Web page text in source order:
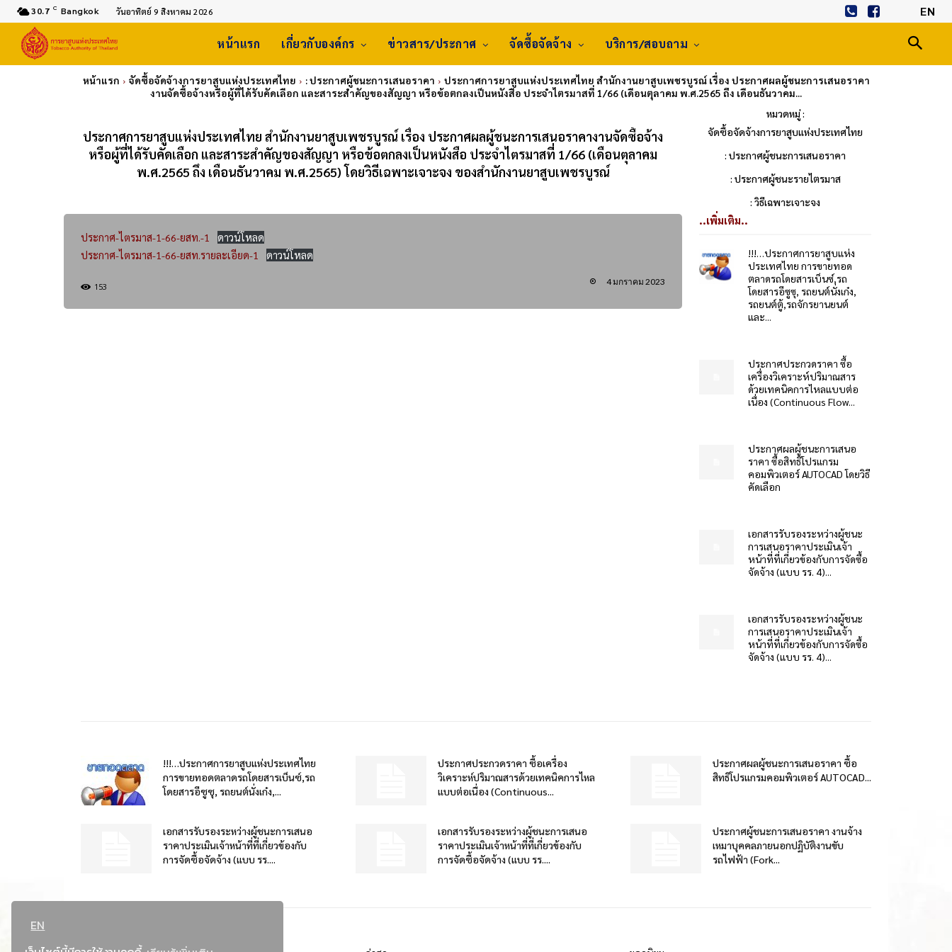
EN
30.7 C Bangkok วันอาทิตย์ 9 สิงหาคม 2026 EN
หน้าแรก เกี่ยวกับองค์กร ข่าวสาร/ประกาศ จัดซื้อจัดจ้าง บริการ/สอบถาม
หน้าแรก จัดซื้อจัดจ้างการยาสูบแห่งประเทศไทย : ประกาศผู้ชนะการเสนอราคา
ประกาศการยาสูบแห่งประเทศไทย สำนักงานยาสูบเพชรบูรณ์ เรื่อง ประกาศผลผู้ชนะการเสนอราคา
งานจัดซื้อจ้างหรือผู้ที่ได้รับคัดเลือก และสาระสำคัญของสัญญา หรือข้อตกลงเป็นหนังสือ ประจำไตรมาสที่ 1/66 (เดือนตุลาคม พ.ศ.2565 ถึง เดือนธันวาคม...
ประกาศการยาสูบแห่งประเทศไทย สำนักงานยาสูบเพชรบูรณ์ เรื่อง ประกาศผลผู้ชนะการเสนอราคางานจัดซื้อจ้าง
หรือผู้ที่ได้รับคัดเลือก และสาระสำคัญของสัญญา หรือข้อตกลงเป็นหนังสือ ประจำไตรมาสที่ 1/66 (เดือนตุลาคม
พ.ศ.2565 ถึง เดือนธันวาคม พ.ศ.2565) โดยวิธีเฉพาะเจาะจง ของสำนักงานยาสูบเพชรบูรณ์
หมวดหมู่ :
จัดซื้อจัดจ้างการยาสูบแห่งประเทศไทย
: ประกาศผู้ชนะการเสนอราคา
: ประกาศผู้ชนะรายไตรมาส
: วิธีเฉพาะเจาะจง
ประกาศ-ไตรมาส-1-66-ยสท.-1
ดาวน์โหลด
ประกาศ-ไตรมาส-1-66-ยสท.รายละเอียด-1
ดาวน์โหลด
153 4 มกราคม 2023
..เพิ่มเติม..
!!!…ประกาศการยาสูบแห่ง
ประเทศไทย การขายทอด
ตลาดรถโดยสารเบ็นซ์,รถ
โดยสารอีซูซุ, รถยนต์นั่งเก๋ง,
รถยนต์ตู้,รถจักรยานยนต์
และ...
ประกาศประกวดราคา ซื้อ
เครื่องวิเคราะห์ปริมาณสาร
ด้วยเทคนิคการไหลแบบต่อ
เนื่อง (Continuous Flow...
ประกาศผลผู้ชนะการเสนอ
ราคา ซื้อสิทธิโปรแกรม
คอมพิวเตอร์ AUTOCAD โดยวิธี
คัดเลือก
เอกสารรับรองระหว่างผู้ชนะ
การเสนอราคาประเมินเจ้า
หน้าที่ที่เกี่ยวข้องกับการจัดซื้อ
จัดจ้าง (แบบ รร. 4)...
เอกสารรับรองระหว่างผู้ชนะ
การเสนอราคาประเมินเจ้า
หน้าที่ที่เกี่ยวข้องกับการจัดซื้อ
จัดจ้าง (แบบ รร. 4)...
!!!…ประกาศการยาสูบแห่งประเทศไทย
การขายทอดตลาดรถโดยสารเบ็นซ์,รถ
โดยสารอีซูซุ, รถยนต์นั่งเก๋ง,...
ประกาศประกวดราคา ซื้อเครื่อง
วิเคราะห์ปริมาณสารด้วยเทคนิคการไหล
แบบต่อเนื่อง (Continuous...
ประกาศผลผู้ชนะการเสนอราคา ซื้อ
สิทธิโปรแกรมคอมพิวเตอร์ AUTOCAD...
เอกสารรับรองระหว่างผู้ชนะการเสนอ
ราคาประเมินเจ้าหน้าที่ที่เกี่ยวข้องกับ
การจัดซื้อจัดจ้าง (แบบ รร....
เอกสารรับรองระหว่างผู้ชนะการเสนอ
ราคาประเมินเจ้าหน้าที่ที่เกี่ยวข้องกับ
การจัดซื้อจัดจ้าง (แบบ รร....
ประกาศผู้ชนะการเสนอราคา งานจ้าง
เหมาบุคคลภายนอกปฏิบัติงานขับ
รถไฟฟ้า (Fork...